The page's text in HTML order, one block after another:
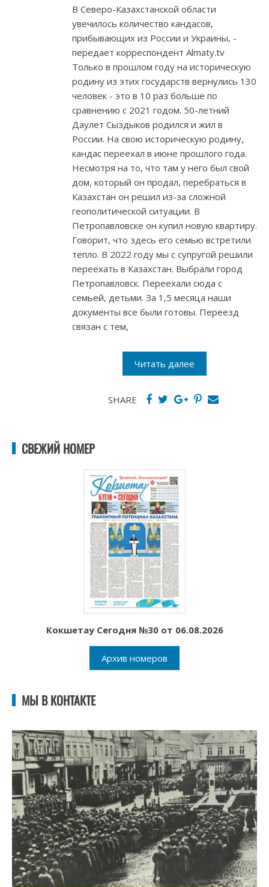
В Северо-Казахстанской области
увечилось количество кандасов,
прибывающих из России и Украины, -
передает корреспондент Almaty.tv
Только в прошлом году на историческую
родину из этих государств вернулись 130
человек - это в 10 раз больше по
сравнению с 2021 годом. 50-летний
Даулет Сыздыков родился и жил в
России. На свою историческую родину,
кандас переехал в июне прошлого года.
Несмотря на то, что там у него был свой
дом, который он продал, перебраться в
Казахстан он решил из-за сложной
геополитической ситуации. В
Петропавловске он купил новую квартиру.
Говорит, что здесь его семью встретили
тепло. В 2022 году мы с супругой решили
переехать в Казахстан. Выбрали город
Петропавловск. Переехали сюда с
семьей, детьми. За 1,5 месяца наши
документы все были готовы. Переезд
связан с тем,
Читать далее
SHARE
СВЕЖИЙ НОМЕР
Кокшетау Сегодня №30 от 06.08.2026
Архив номеров
МЫ В КОНТАКТЕ